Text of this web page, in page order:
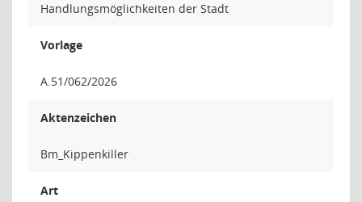
Handlungsmöglichkeiten der Stadt
Vorlage
A.51/062/2026
Aktenzeichen
Bm_Kippenkiller
Art